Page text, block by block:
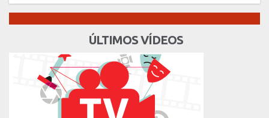
ÚLTIMOS VÍDEOS